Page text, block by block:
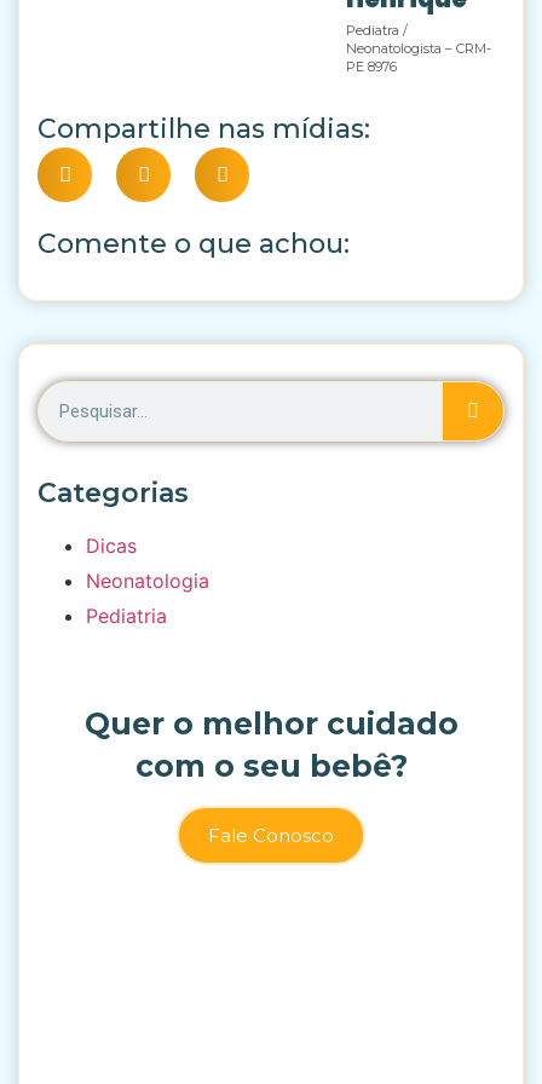
Pediatra /
Neonatologista – CRM-
PE 8976
Compartilhe nas mídias:
Comente o que achou:
Categorias
Dicas
Neonatologia
Pediatria
Quer o melhor cuidado
com o seu bebê?
Fale Conosco